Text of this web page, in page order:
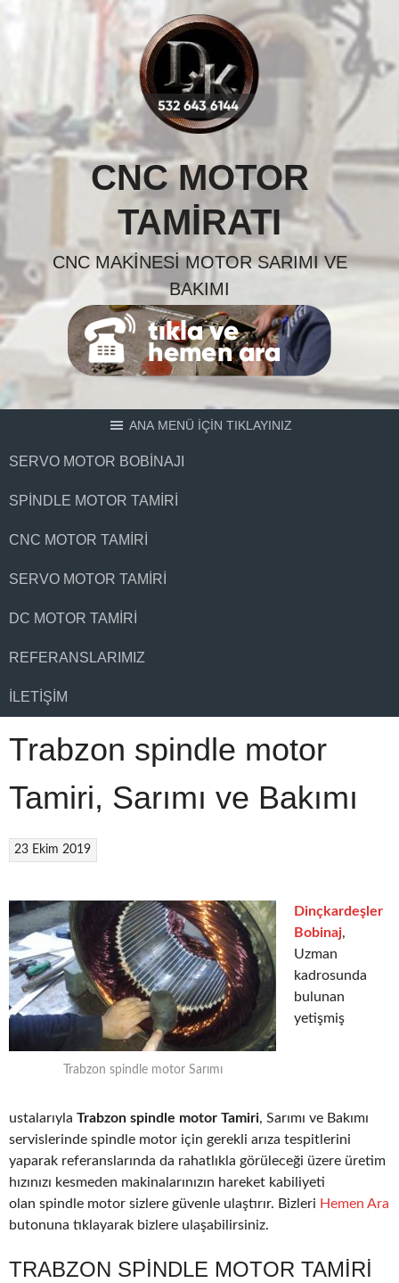
CNC MOTOR
TAMIRATI
CNC MAKINESI MOTOR SARIMI VE
BAKIMI
ANA MENÜ İÇİN TIKLAYINIZ
SERVO MOTOR BOBINAJI
SPINDLE MOTOR TAMIRI
CNC MOTOR TAMIRI
SERVO MOTOR TAMIRI
DC MOTOR TAMIRI
REFERANSLARIMIZ
İLETIŞIM
Trabzon spindle motor
Tamiri, Sarımı ve Bakımı
23 Ekim 2019
Trabzon spindle motor Sarımı
Dinçkardeşler
Bobinaj,
Uzman
kadrosunda
bulunan
yetişmiş
ustalarıyla Trabzon spindle motor Tamiri, Sarımı ve Bakımı
servislerinde spindle motor için gerekli arıza tespitlerini
yaparak referanslarında da rahatlıkla görüleceği üzere üretim
hızınızı kesmeden makinalarınızın hareket kabiliyeti
olan spindle motor sizlere güvenle ulaştırır. Bizleri Hemen Ara
butonuna tıklayarak bizlere ulaşabilirsiniz.
TRABZON SPINDLE MOTOR TAMIRI